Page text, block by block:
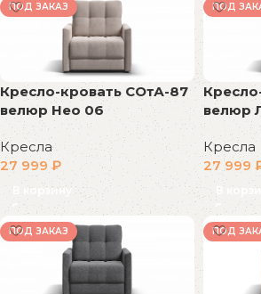
ПОД ЗАКАЗ
Кресло-кровать СОтА-87
велюр Нео 06
Кресла
27 999₽
В корзину
ПОД
велюр
Кресла
27 999
В
ПОД ЗАКАЗ ПОД